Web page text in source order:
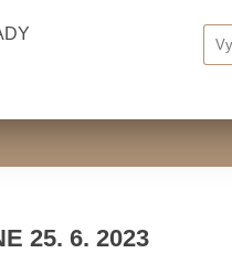
25. 6. 2023